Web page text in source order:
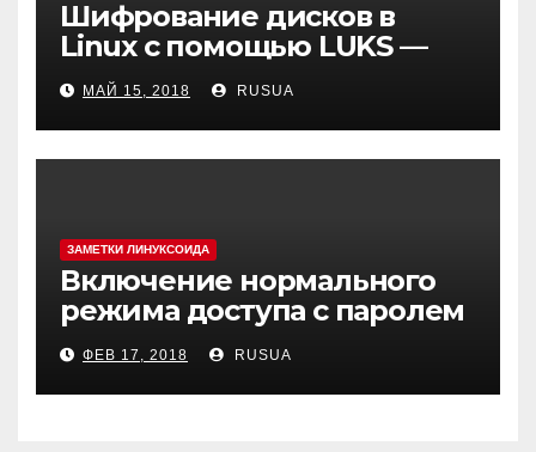
Шифрование дисков в
Linux с помощью LUKS —
cryptsetup
МАЙ 15, 2018 RUSUA
ЗАМЕТКИ ЛИНУКСОИДА
Включение нормального
режима доступа с паролем
в MySQL(MariaDB) в Debian 9
ФЕВ 17, 2018 RUSUA